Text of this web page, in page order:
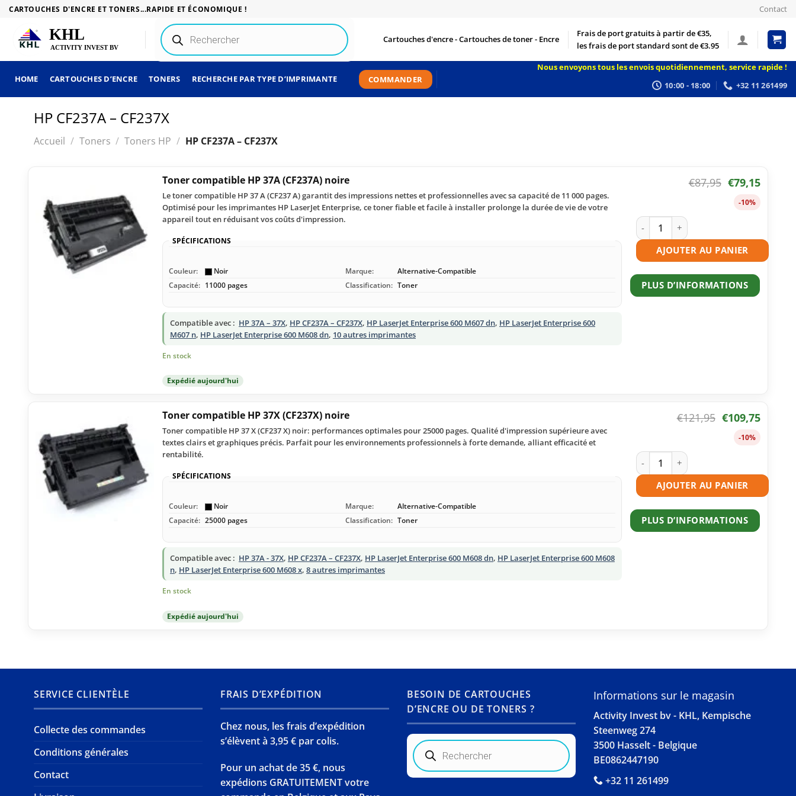
Passer
contenu
CARTOUCHES D'ENCRE ET TONERS...RAPIDE ET ÉCONOMIQUE ! Contact
Recherche
de
produits Cartouches d'encre - Cartouches de toner - Encre
Frais de port gratuits à partir de €35,
les frais de port standard sont de €3.95
HOME CARTOUCHES D’ENCRE TONERS RECHERCHE PAR TYPE D’IMPRIMANTE COMMANDER
Nous envoyons tous les envois quotidiennement, service rapide !
10:00 - 18:00
+32 11 261499
HP CF237A – CF237X
Accueil / Toners / Toners HP / HP CF237A – CF237X
Toner compatible HP 37A (CF237A) noire
Le toner compatible HP 37 A (CF237 A) garantit des impressions nettes et professionnelles avec sa capacité de 11 000 pages.
Optimisé pour les imprimantes HP LaserJet Enterprise, ce toner fiable et facile à installer prolonge la durée de vie de votre
appareil tout en réduisant vos coûts d'impression.
SPÉCIFICATIONS
Couleur: Noir Marque:
Alternative-Compatible
Capacité: 11000 pages Classification: Toner
Compatible avec : HP 37A – 37X, HP CF237A – CF237X, HP LaserJet Enterprise 600 M607 dn, HP LaserJet Enterprise 600
M607 n, HP LaserJet Enterprise 600 M608 dn, 10 autres imprimantes
En stock
Expédié aujourd'hui
€87,95 €79,15
-10%
quantité de Toner compatible HP 37A
AJOUTER AU PANIER
PLUS D’INFORMATIONS
Toner compatible HP 37X (CF237X) noire
Toner compatible HP 37 X (CF237 X) noir: performances optimales pour 25000 pages. Qualité d'impression supérieure avec
textes clairs et graphiques précis. Parfait pour les environnements professionnels à forte demande, alliant efficacité et
rentabilité.
SPÉCIFICATIONS
Couleur: Noir Marque:
Alternative-Compatible
Capacité: 25000 pages Classification: Toner
Compatible avec : HP 37A - 37X, HP CF237A – CF237X, HP LaserJet Enterprise 600 M608 dn, HP LaserJet Enterprise 600 M608
n, HP LaserJet Enterprise 600 M608 x, 8 autres imprimantes
En stock
Expédié aujourd'hui
€121,95 €109,75
-10%
quantité de Toner compatible HP 37X
AJOUTER AU PANIER
PLUS D’INFORMATIONS
SERVICE CLIENTÈLE
Collecte des commandes
Conditions générales
Contact
FRAIS D’EXPÉDITION
Chez nous, les frais d’expédition
s’élèvent à 3,95 € par colis.
Pour un achat de 35 €, nous
expédions GRATUITEMENT votre
BESOIN DE CARTOUCHES
D’ENCRE OU DE TONERS ?
Recherche
de
produits
Informations sur le magasin
Activity Invest bv - KHL, Kempische
Steenweg 274
3500 Hasselt - Belgique
BE0862447190
+32 11 261499